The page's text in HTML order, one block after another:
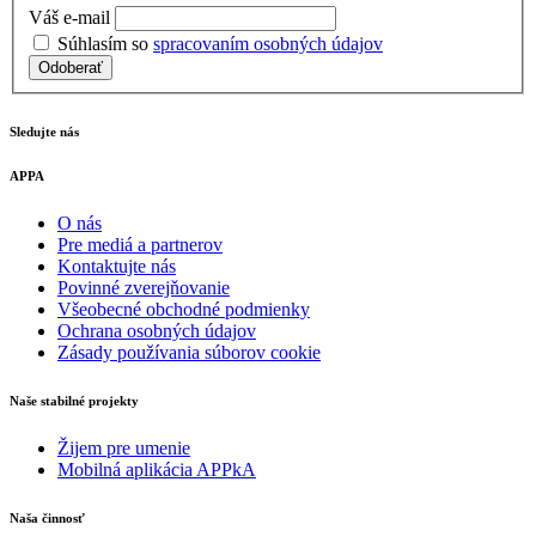
Váš e-mail
Súhlasím so spracovaním osobných údajov
Odoberať
Sledujte nás
APPA
O nás
Pre mediá a partnerov
Kontaktujte nás
Povinné zverejňovanie
Všeobecné obchodné podmienky
Ochrana osobných údajov
Zásady používania súborov cookie
Naše stabilné projekty
Žijem pre umenie
Mobilná aplikácia APPkA
Naša činnosť